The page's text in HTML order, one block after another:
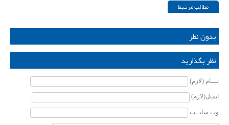
مطالب مرتـبط
بدون نظر
نظر بگذارید
نـــام (لازم)
ایمیل(لازم)
وب سایــت